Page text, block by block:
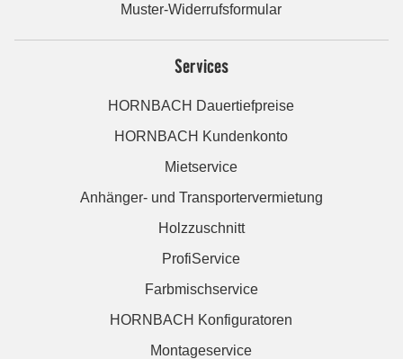
Muster-Widerrufsformular
Services
HORNBACH Dauertiefpreise
HORNBACH Kundenkonto
Mietservice
Anhänger- und Transportervermietung
Holzzuschnitt
ProfiService
Farbmischservice
HORNBACH Konfiguratoren
Montageservice